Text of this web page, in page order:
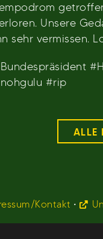
Unsere
sehr vermissen.
#rip
ALLE
Kontakt •